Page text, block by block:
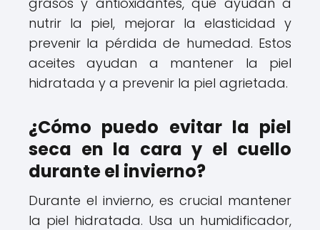
nutrir la piel, mejorar la elasticidad y
prevenir la pérdida de humedad. Estos
aceites ayudan a mantener la piel
hidratada y a prevenir la piel agrietada.
¿Cómo puedo evitar la piel
seca en la cara y el cuello
durante el invierno?
Durante el invierno, es crucial mantener
la piel hidratada. Usa un humidificador,